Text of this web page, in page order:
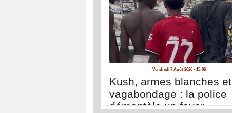
Vendredi 7 Août 2026 - 15:06
Kush, armes blanches et
vagabondage : la police
démantèle un foyer